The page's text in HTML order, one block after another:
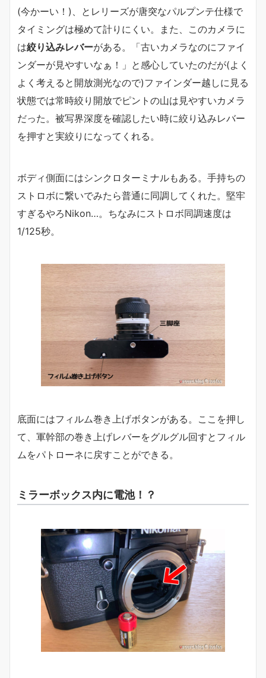
(今かーい！)、とレリーズが唐突なパルプンテ仕様で
タイミングは極めて計りにくい。また、このカメラに
は絞り込みレバーがある。「古いカメラなのにファイ
ンダーが見やすいなぁ！」と感心していたのだが(よく
よく考えると開放測光なので)ファインダー越しに見る
状態では常時絞り開放でピントの山は見やすいカメラ
だった。被写界深度を確認したい時に絞り込みレバー
を押すと実絞りになってくれる。
ボディ側面にはシンクロターミナルもある。手持ちの
ストロボに繋いでみたら普通に同調してくれた。堅牢
すぎるやろNikon…。ちなみにストロボ同調速度は
1/125秒。
底面にはフィルム巻き上げボタンがある。ここを押し
て、軍幹部の巻き上げレバーをグルグル回すとフィル
ムをパトローネに戻すことができる。
ミラーボックス内に電池！？